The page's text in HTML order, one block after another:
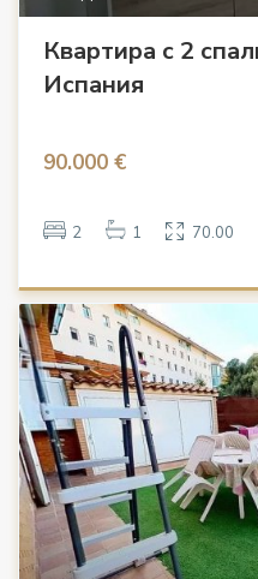
Квартира с 2
Испания
90.000 €
2 1 70.00